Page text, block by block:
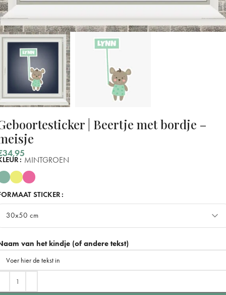
| Beertje met bordje –
34,95
MINTGROEN
STICKER
30x50 cm
30x50 cm
45x75 cm Meest gekozen
60x100 cm (+ 10)
van het kindje (of andere tekst)